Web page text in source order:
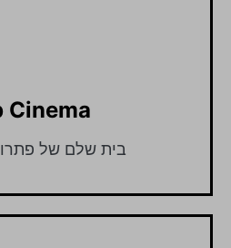
Cinema
בית שלם של